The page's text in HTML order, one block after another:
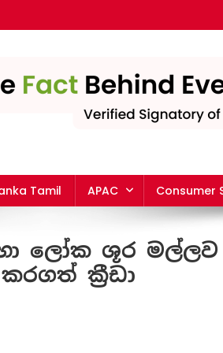
Tamil APAC Consumer
හා ලෝක ශූර මල්ලව
ක්‍රීඩා